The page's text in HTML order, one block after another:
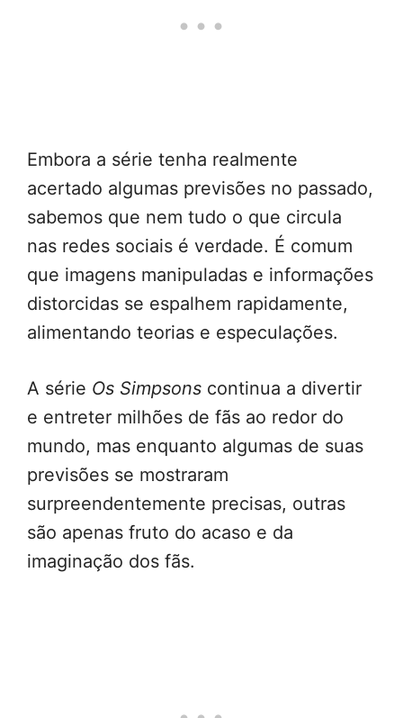
Embora a série tenha realmente
acertado algumas previsões no passado,
sabemos que nem tudo o que circula
nas redes sociais é verdade. É comum
que imagens manipuladas e informações
distorcidas se espalhem rapidamente,
alimentando teorias e especulações.
A série Os Simpsons continua a divertir
e entreter milhões de fãs ao redor do
mundo, mas enquanto algumas de suas
previsões se mostraram
surpreendentemente precisas, outras
são apenas fruto do acaso e da
imaginação dos fãs.